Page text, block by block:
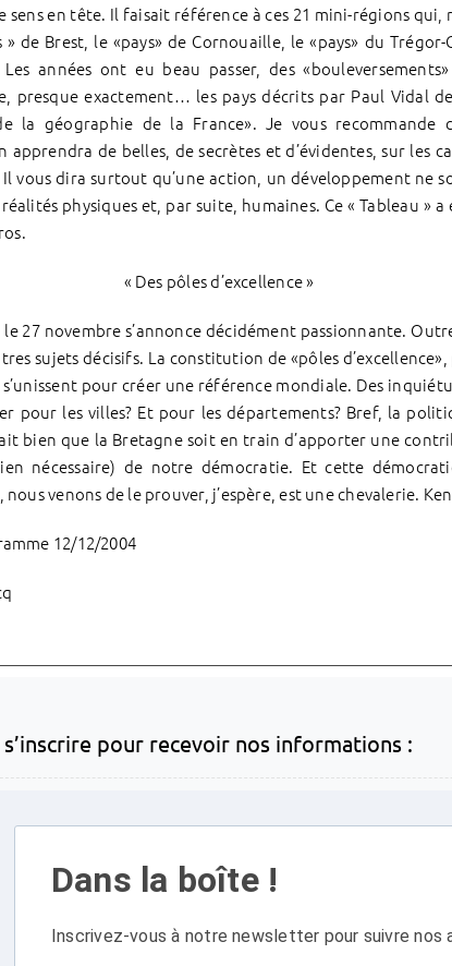
sens en tête. Il faisait référence à ces 21 mini-régions
de Brest, le «pays» de Cornouaille, le «pays» du Trégor-
années ont eu beau passer, des
presque exactement… les pays décrits par Paul Vidal
la géographie de la France». Je vous recommande
apprendra de belles, de secrètes et d’évidentes, sur les
vous dira surtout qu’une action, un développement ne
réalités physiques et, par suite, humaines. Ce « Tableau »
« Des pôles d’excellence »
27 novembre s’annonce décidément passionnante.
sujets décisifs. La constitution de «pôles
pour créer une référence mondiale. Des
pour les villes? Et pour les départements? Bref, la
bien que la Bretagne soit en train d’apporter une
nécessaire) de notre démocratie. Et cette
venons de le prouver, j’espère, est une chevalerie.
12/12/2004
pour recevoir nos informations :
Dans la boîte !
Inscrivez-vous à notre newsletter pour suivre nos